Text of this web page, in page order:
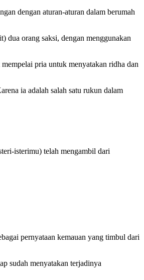
dengan aturan-aturan dalam berumah
dua orang saksi, dengan menggunakan
pria untuk menyatakan ridha dan
ia adalah salah satu rukun dalam
isterimu) telah mengambil dari
pernyataan kemauan yang timbul dari
sudah menyatakan terjadinya